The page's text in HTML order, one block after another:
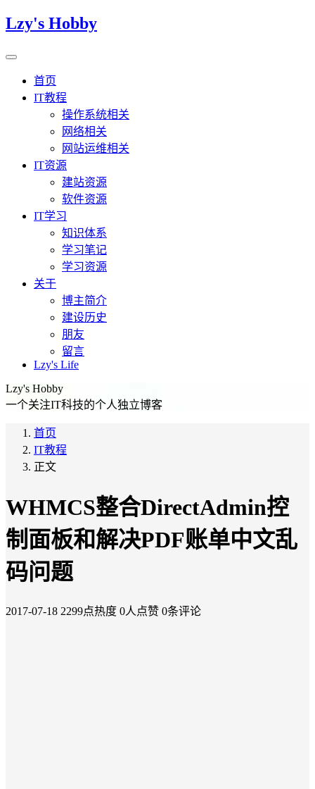
Lzy's Hobby
首页
IT教程
操作系统相关
网络相关
网站运维相关
IT资源
建站资源
软件资源
IT学习
知识体系
学习笔记
学习资源
关于
博主简介
建设历史
朋友
留言
Lzy's Life
Lzy's Hobby
一个关注IT科技的个人独立博客
首页
IT教程
正文
WHMCS整合DirectAdmin控
制面板和解决PDF账单中文乱
码问题
2017-07-18 2299点热度 0人点赞 0条评论